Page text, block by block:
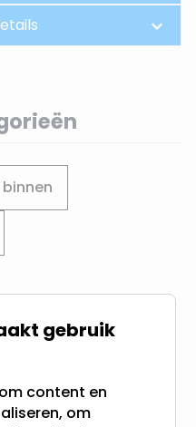
10
gingen u voor
geleverd
BE
gebruik
content en
om